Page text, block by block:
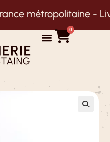
métropolitaine -
0